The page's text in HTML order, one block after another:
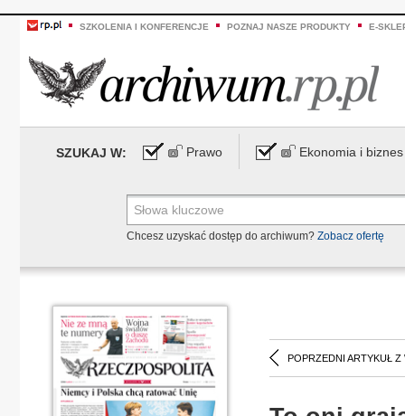
SZKOLENIA I KONFERENCJE POZNAJ NASZE PRODUKTY E-
SZUKAJ W: Prawo Ekonomia i biznes
Chcesz uzyskać dostęp do archiwum? Zobacz ofertę
POPRZEDNI ARTYKUŁ Z